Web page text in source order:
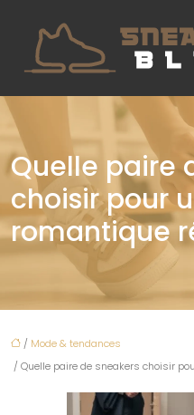
Quelle paire
choisir pour
romantique
/ Mode & tendances
/ Quelle paire de sneakers choisir